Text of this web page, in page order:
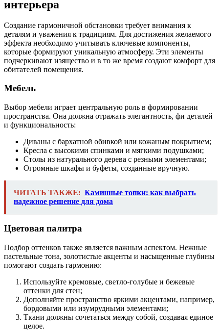
интерьера
Создание гармоничной обстановки требует внимания к
деталям и уважения к традициям. Для достижения желаемого
эффекта необходимо учитывать ключевые компоненты,
которые формируют уникальную атмосферу. Эти элементы
подчеркивают изящество и в то же время создают комфорт для
обитателей помещения.
Мебель
Выбор мебели играет центральную роль в формировании
пространства. Она должна отражать элегантность, фи деталей
и функциональность:
Диваны с бархатной обивкой или кожаным покрытием;
Кресла с высокими спинками и мягкими подушками;
Столы из натурального дерева с резными элементами;
Огромные шкафы и буфеты, созданные вручную.
ЧИТАТЬ ТАКЖЕ: Каминные топки: как выбрать
надежное решение для дома
Цветовая палитра
Подбор оттенков также является важным аспектом. Нежные
пастельные тона, золотистые акценты и насыщенные глубины
помогают создать гармонию:
Используйте кремовые, светло-голубые и бежевые
оттенки для стен;
Дополняйте пространство яркими акцентами, например,
бордовыми или изумрудными элементами;
Ткани должны сочетаться между собой, создавая единое
целое.